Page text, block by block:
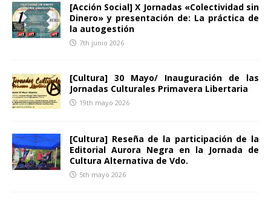
[Acción Social] X Jornadas «Colectividad sin
Dinero» y presentación de: La práctica de
la autogestión
7th junio 2026
[Cultura] 30 Mayo/ Inauguración de las
Jornadas Culturales Primavera Libertaria
19th mayo 2026
[Cultura] Reseña de la participación de la
Editorial Aurora Negra en la Jornada de
Cultura Alternativa de Vdo.
5th mayo 2026